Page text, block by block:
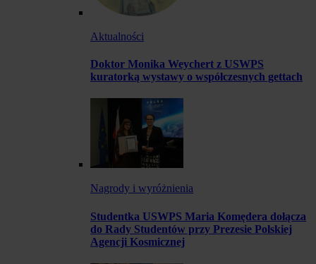
Aktualności
Doktor Monika Weychert z USWPS
kuratorką wystawy o współczesnych gettach
Nagrody i wyróżnienia
Studentka USWPS Maria Komędera dołącza
do Rady Studentów przy Prezesie Polskiej
Agencji Kosmicznej